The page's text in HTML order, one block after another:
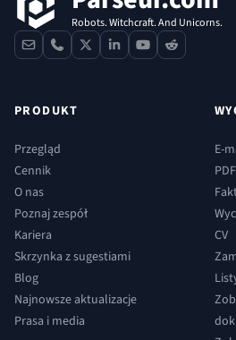
Robots. Witchcraft. And Unicorns.
contactphone
x linkedinyoutube
reddit
PRODUKT
Przegląd
Cennik
O nas
Poznaj zespół
Kariera
Skrzynka z sugestiami
Blog
Najnowsze aktualizacje
Prasa i media
E-
CV